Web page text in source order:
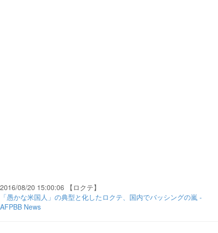
2016/08/20 15:00:06 【ロクテ】
「愚かな米国人」の典型と化したロクテ、国内でバッシングの嵐 -
AFPBB News